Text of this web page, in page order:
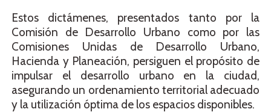
Estos dictámenes, presentados tanto por la
Comisión de Desarrollo Urbano como por las
Comisiones Unidas de Desarrollo Urbano,
Hacienda y Planeación, persiguen el propósito de
impulsar el desarrollo urbano en la ciudad,
asegurando un ordenamiento territorial adecuado
y la utilización óptima de los espacios disponibles.